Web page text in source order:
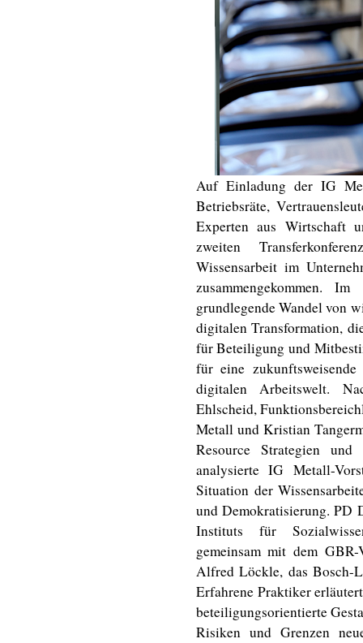
Auf Einladung der IG
Betriebsräte,
Experten aus
zweiten
Wissensarbeit im
zusammengekommen.
grundlegende Wandel von
digitalen Transformation,
für Beteiligung und
für eine zukunftsweisende
digitalen Arbeitswelt.
Ehlscheid,
Metall und Kristian
Resource Strategien
analysierte IG Metall-
Situation der
und Demokratisierung. PD
Instituts für
gemeinsam mit dem
Alfred Löckle, das Bosch-
Erfahrene Praktiker
beteiligungsorientierte
Risiken und Grenzen